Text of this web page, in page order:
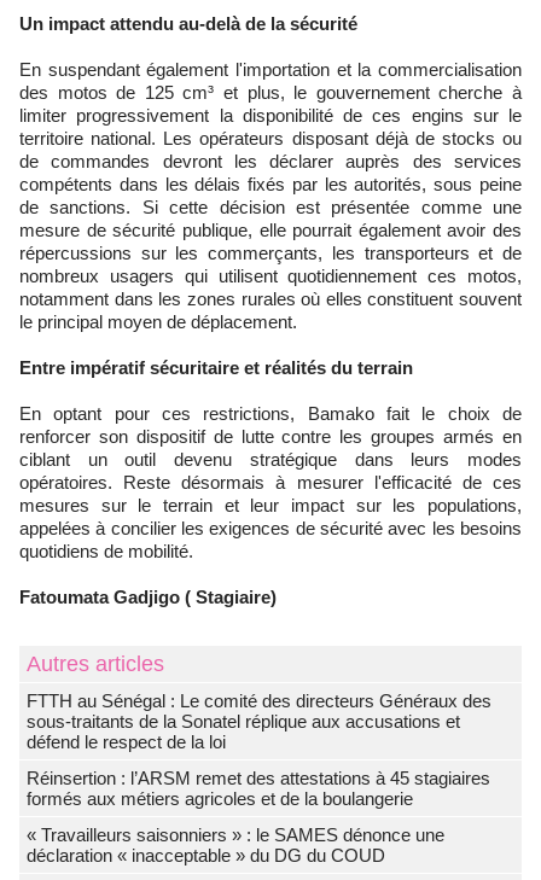
Un impact attendu au-delà de la sécurité
En suspendant également l'importation et la commercialisation
des motos de 125 cm³ et plus, le gouvernement cherche à
limiter progressivement la disponibilité de ces engins sur le
territoire national. Les opérateurs disposant déjà de stocks ou
de commandes devront les déclarer auprès des services
compétents dans les délais fixés par les autorités, sous peine
de sanctions. Si cette décision est présentée comme une
mesure de sécurité publique, elle pourrait également avoir des
répercussions sur les commerçants, les transporteurs et de
nombreux usagers qui utilisent quotidiennement ces motos,
notamment dans les zones rurales où elles constituent souvent
le principal moyen de déplacement.
Entre impératif sécuritaire et réalités du terrain
En optant pour ces restrictions, Bamako fait le choix de
renforcer son dispositif de lutte contre les groupes armés en
ciblant un outil devenu stratégique dans leurs modes
opératoires. Reste désormais à mesurer l'efficacité de ces
mesures sur le terrain et leur impact sur les populations,
appelées à concilier les exigences de sécurité avec les besoins
quotidiens de mobilité.
Fatoumata Gadjigo ( Stagiaire)
Autres articles
FTTH au Sénégal : Le comité des directeurs Généraux des
sous-traitants de la Sonatel réplique aux accusations et
défend le respect de la loi
Réinsertion : l’ARSM remet des attestations à 45 stagiaires
formés aux métiers agricoles et de la boulangerie
« Travailleurs saisonniers » : le SAMES dénonce une
déclaration « inacceptable » du DG du COUD